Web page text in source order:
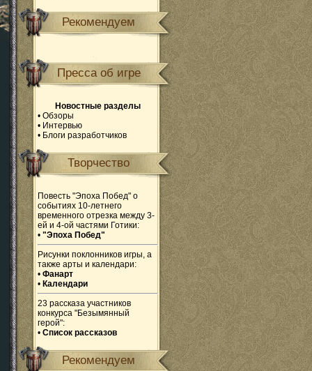
Рекомендуем
Пресса об игре
Новостные разделы
• Обзоры
• Интервью
• Блоги разработчиков
Творчество
Повесть "Эпоха Побед" о
событиях 10-летнего
временного отрезка между 3-
ей и 4-ой частями Готики:
• "Эпоха Побед"
Рисунки поклонников игры, а
также арты и календари:
• Фанарт
• Календари
23 рассказа участников
конкурса "Безымянный
герой":
• Список рассказов
Рекомендуем